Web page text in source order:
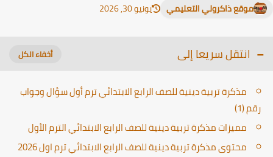
موقع ذاكرولي التعليمي يونيو 30, 2026
انتقل سريعا إلى
مذكرة تربية دينية للصف الرابع الابتدائي ترم أول سؤال وجواب
رقم (1)
مميزات مذكرة تربية دينية للصف الرابع الابتدائي الترم الأول
محتوى مذكرة تربية دينية للصف الرابع الابتدائي ترم اول 2026